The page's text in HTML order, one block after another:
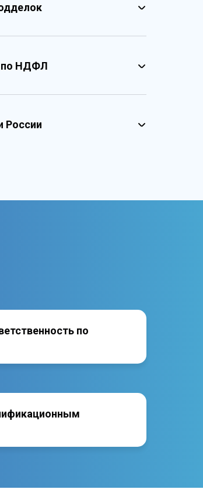
номерами
о квалификации
оптические элементы защиты
по НДФЛ
России
по